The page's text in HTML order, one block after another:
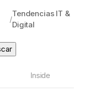
/
Tendencias IT &
Digital
Inside